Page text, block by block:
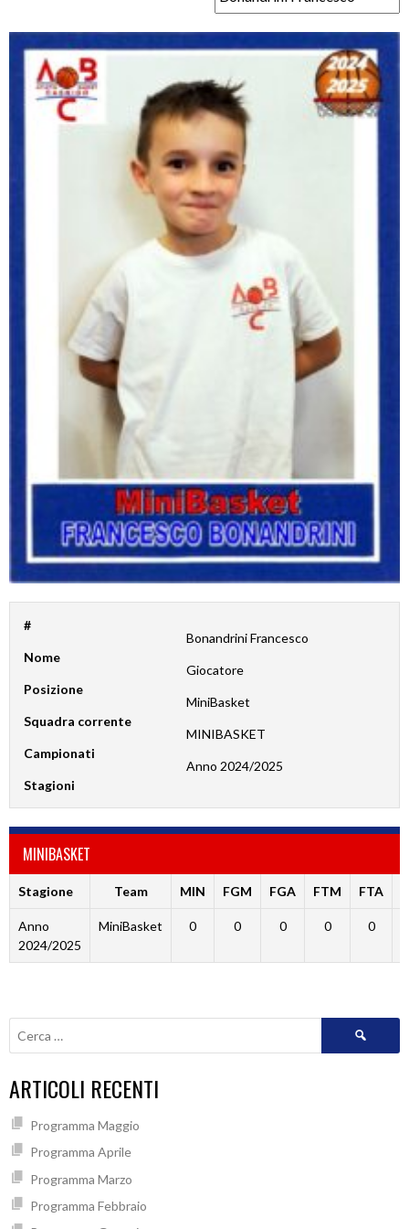
#
Nome
Bonandrini Francesco
Posizione
Giocatore
Squadra corrente
MiniBasket
Campionati
MINIBASKET
Stagioni
Anno 2024/2025
MINIBASKET
Stagione Team MIN FGM FGA FTM FTA
Anno
2024/2025
MiniBasket 0 0 0 0 0
Ricerca
ARTICOLI RECENTI
Programma Maggio
Programma Aprile
Programma Marzo
Programma Febbraio